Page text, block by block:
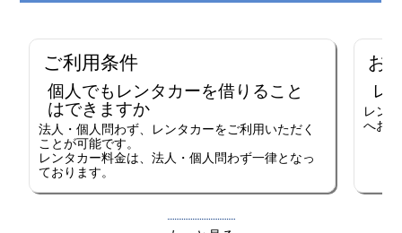
ご利用条件
個人でもレンタカーを借りること
はできますか
法人・個人問わず、レンタカーをご利用いただく
ことが可能です。
レンタカー料金は、法人・個人問わず一律となっ
ております。
お
レ
レン
へお